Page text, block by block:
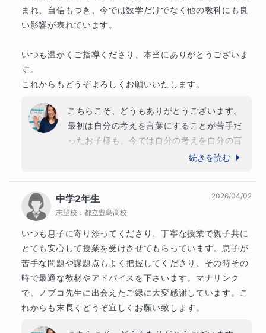
まれ、自信もつき、今では数学だけでなく他の教科にも良
い影響が表れています。
いつも温かくご指導くださり、本当にありがとうございま
す。
これからもどうぞよろしくお願いいたします。
こちらこそ、どうもありがとうございます。
最初は自分の考えを言葉にすることが苦手だ
ったお子様も、今では自分の考えを自分の言
葉で上手に説明してくれるようになりまし
るほどです。表情も明るくなり、数学の楽し
さにも気づいてくれたように感じます。つま
ずきをピンポイントで指導することで、「あ
～。」と納得した顔をしてくれます。その姿
に、私の方が授業を楽しませてもらっており
ます。
また、保護者様のサポートとお子様の頑張り
に、心から感謝しております。今後ともよろ
しくお願いいたします。
続きを読む
中学2年生
志望校： 都立豊島高校
2026/04/02
いつも息子に寄り添ってくださり、丁寧な授業で親子共に
とても安心して授業を受けさせてもらっています。息子が
苦手な問題や課題点もよく把握してくださり、その時その
時で最適な教材やアドバイスを下さいます。マナリンク
で、ノブコ先生に出会えたご縁に大変感謝しています。こ
れからも末長くどうぞ宜しくお願い致します。